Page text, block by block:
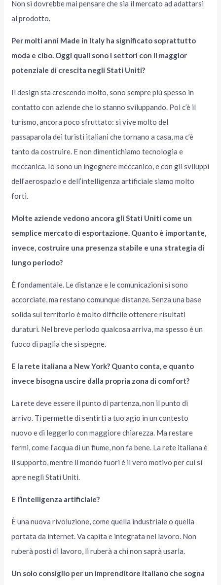
Non si dovrebbe mai pensare che sia il mercato ad adattarsi
al prodotto.
Per molti anni Made in Italy ha significato soprattutto
moda e cibo. Oggi quali sono i settori con il maggior
potenziale di crescita negli Stati Uniti?
Il design sta crescendo molto, sono sempre più spesso in
contatto con aziende che lo stanno sviluppando. Poi c’è il
turismo, ancora poco sfruttato: si vive molto del
passaparola dei turisti italiani che tornano a casa, ma c’è
tanto da costruire. E non dimentichiamo tecnologia e
meccanica. Io sono un ingegnere meccanico, e con gli sviluppi
dell’aerospazio e dell’intelligenza artificiale siamo molto
forti.
Molte aziende vedono ancora gli Stati Uniti come un
semplice mercato di esportazione. Quanto è importante,
invece, costruire una presenza stabile e una strategia di
lungo periodo?
È fondamentale. Le distanze e le comunicazioni si sono
accorciate, ma restano comunque distanze. Senza una base
solida sul territorio è molto difficile ottenere risultati
duraturi. Nel breve periodo qualcosa arriva, ma spesso è un
fuoco di paglia che si spegne.
E la rete italiana a New York? Quanto conta, e quanto
invece bisogna uscire dalla propria zona di comfort?
La rete deve essere il punto di partenza, non il punto di
arrivo. Ti permette di sentirti a tuo agio in un contesto
nuovo e di leggerlo con maggiore chiarezza. Ma restare
fermi, come l’acqua di un fiume, non fa bene. La rete italiana è
il supporto, mentre il mondo fuori è il vero motivo per cui si
apre negli Stati Uniti.
E l’intelligenza artificiale?
È una nuova rivoluzione, come quella industriale o quella
portata da internet. Va capita e integrata nel lavoro. Non
ruberà posti di lavoro, li ruberà a chi non saprà usarla.
Un solo consiglio per un imprenditore italiano che sogna